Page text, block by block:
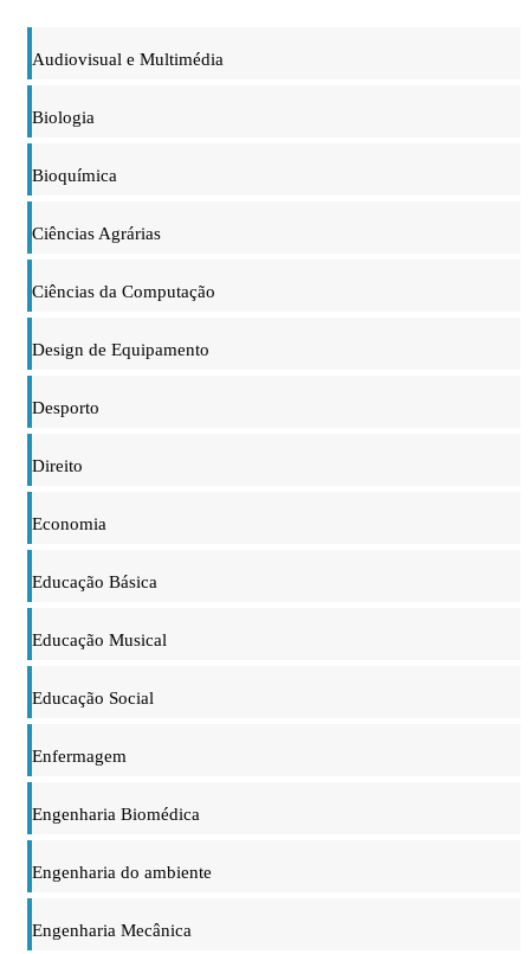
Audiovisual e Multimédia
Biologia
Bioquímica
Ciências Agrárias
Ciências da Computação
Design de Equipamento
Desporto
Direito
Economia
Educação Básica
Educação Musical
Educação Social
Enfermagem
Engenharia Biomédica
Engenharia do ambiente
Engenharia Mecânica